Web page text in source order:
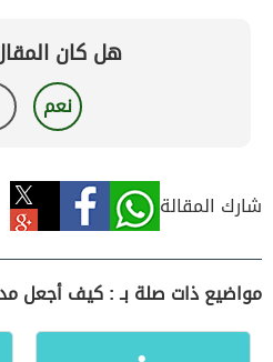
هل كان
نعم
شارك المقالة
مواضيع ذات صلة بـ : كيف أجعل